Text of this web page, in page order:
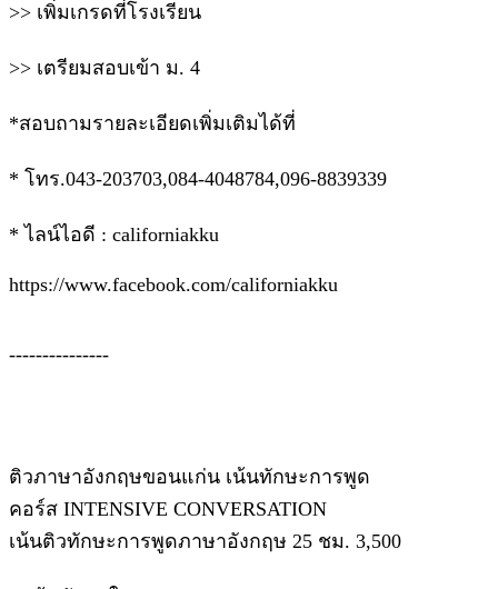
>> เพิ่มเกรดที่โรงเรียน
>> เตรียมสอบเข้า ม. 4
*สอบถามรายละเอียดเพิ่มเติมได้ที่
* โทร.043-203703,084-4048784,096-8839339
* ไลน์ไอดี : californiakku
https://www.facebook.com/californiakku
---------------
ติวภาษาอังกฤษขอนแก่น เน้นทักษะการพูด
คอร์ส INTENSIVE CONVERSATION
เน้นติวทักษะการพูดภาษาอังกฤษ 25 ชม. 3,500